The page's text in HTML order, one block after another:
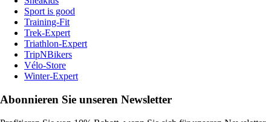
Sport is good
Training-Fit
Trek-Expert
Triathlon-Expert
TripNBikers
Vélo-Store
Winter-Expert
Abonnieren Sie unseren Newsletter